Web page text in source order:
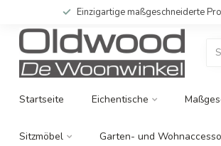
Einzigartige maßgeschneiderte
Startseite Eichentische
Sitzmöbel Garten- und